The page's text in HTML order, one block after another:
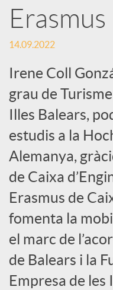
S
o
c
i
a
l
s
Erasmus
14.09.2022
Irene Coll
grau de
Illes Balears,
estudis a la
Alemanya,
de Caixa
Erasmus de
fomenta la
el marc de
de Balears i la
Empresa de les